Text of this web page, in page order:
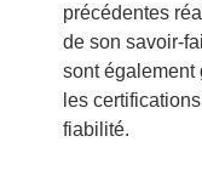
précédentes
de son savoir-
sont également
les
fiabilité.